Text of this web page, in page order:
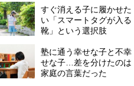
すぐ消える子に履かせた
い「スマートタグが入る
靴」という選択肢
塾に通う幸せな子と不幸
せな子…差を分けたのは
家庭の言葉だった